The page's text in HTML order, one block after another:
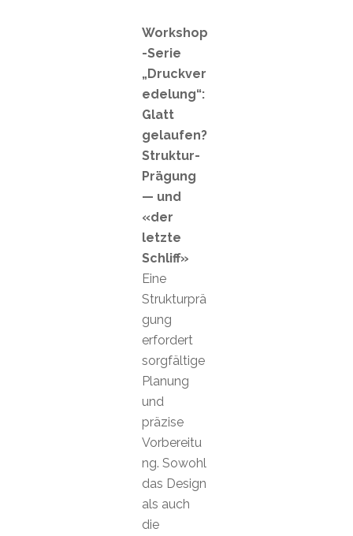
Workshop
-Serie
„Druckver
edelung“:
Glatt
gelaufen?
Struktur-
Prägung
— und
«der
letzte
Schliff»
Eine
Strukturprä
gung
erfordert
sorgfältige
Planung
und
präzise
Vorbereitu
ng. Sowohl
das Design
als auch
die